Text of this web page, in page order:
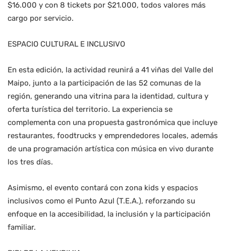
$16.000 y con 8 tickets por $21.000, todos valores más
cargo por servicio.
ESPACIO CULTURAL E INCLUSIVO
En esta edición, la actividad reunirá a 41 viñas del Valle del
Maipo, junto a la participación de las 52 comunas de la
región, generando una vitrina para la identidad, cultura y
oferta turística del territorio. La experiencia se
complementa con una propuesta gastronómica que incluye
restaurantes, foodtrucks y emprendedores locales, además
de una programación artística con música en vivo durante
los tres días.
Asimismo, el evento contará con zona kids y espacios
inclusivos como el Punto Azul (T.E.A.), reforzando su
enfoque en la accesibilidad, la inclusión y la participación
familiar.